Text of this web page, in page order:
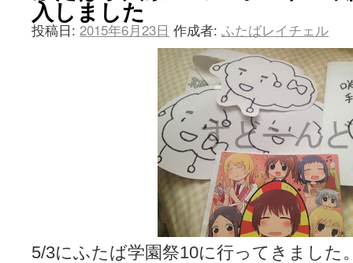
(13:32)
あっちが変 / あっちが変
BBKN BLOG / トップページ（サイトマップ） (15:00)
あにてつ！ / 千里山に行ってきました（2017年09月） (06:14)
さくやこのはな - 咲 -saki- / 末の千里のために(咲さんが和ちゃんを招
凡人の私 / ステルス坂こと咲-Saki-5巻表紙の舞台を発見しました
嶺上開花自摸 / Last day of Summer session 1 (13:01)
おもちもちもち - 咲-Saki- / ５・８小林先生の日記更新について考え
かんむりとかげ - 咲-Saki- / 立先生の更新 (11:32)
咲-Saki- | にゅいのって / 咲-Saki-臨時アンテナ (11:50)
咲-Saki-ブログ！～麻雀下手でも咲が好き～ / ブログ名変更のお知らせ
嶺上航路 / ドラフト前日なので中日ドラゴンズのドラフト指名を予想
音を奏でて花が咲く - 咲-Saki- / 浩子「…あっ分かった 恐らくそうい
一萬人の麓路() - 咲-Saki- / 咲-Saki- 第193局[竜王] ドラゴンの王とパク
from A to K / [咲-saki-][麻雀ゲーム]【ゲーム】セガのMJシリーズで2年
紺フェス - 咲-Saki- / 【越谷SS】とろけそうな日 (15:31)
ああ、あの牌？ - 咲-Saki- / シノハユ菰沢中関連(江津・大田)の登場舞
入しました
投稿日: 2015年6月23日 作成者: ふたばレイチェル
5/3にふたば学園祭10に行ってきました